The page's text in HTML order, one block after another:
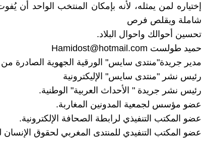
إختياره لمن يمثله، لأنه بإمكان المنتخب الواحد أن
شاملة ويقلص فرص
تحسين أحوالك واحوال البلاد.
حميد طولست Hamidost@hotmail.com
مدير جريدة"منتدى سايس" الورقية الجهوية الصادرة
رئيس نشر "منتدى سايس" الإليكترونية
رئيس نشر جريدة " الأحداث العربية" الوطنية.
عضو مؤسس لجمعية المدونين المغاربة.
عضو المكتب التنفيذي لرابطة الصحافة الإلكترونية.
عضو المكتب التنفيدي للمنتدى المغربي لحقوق